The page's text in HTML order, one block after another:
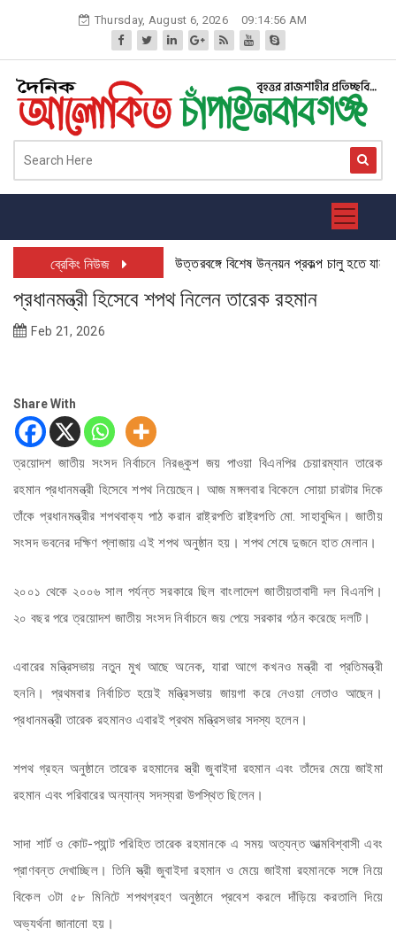
Thursday, August 6, 2026 09:14:56 AM
ব্রেকিং নিউজ উত্তরবঙ্গে বিশেষ উন্নয়ন প্রকল্প চালু হতে যাচ্ছে:
প্রধানমন্ত্রী হিসেবে শপথ নিলেন তারেক রহমান
Feb 21, 2026
Share With
ত্রয়োদশ জাতীয় সংসদ নির্বাচনে নিরঙ্কুশ জয় পাওয়া বিএনপির চেয়ারম্যান তারেক
রহমান প্রধানমন্ত্রী হিসেবে শপথ নিয়েছেন। আজ মঙ্গলবার বিকেলে সোয়া চারটার দিকে
তাঁকে প্রধানমন্ত্রীর শপথবাক্য পাঠ করান রাষ্ট্রপতি রাষ্ট্রপতি মো. সাহাবুদ্দিন। জাতীয়
সংসদ ভবনের দক্ষিণ প্লাজায় এই শপথ অনুষ্ঠান হয়। শপথ শেষে দুজনে হাত মেলান।
২০০১ থেকে ২০০৬ সাল পর্যন্ত সরকারে ছিল বাংলাদেশ জাতীয়তাবাদী দল বিএনপি।
২০ বছর পরে ত্রয়োদশ জাতীয় সংসদ নির্বাচনে জয় পেয়ে সরকার গঠন করেছে দলটি।
এবারের মন্ত্রিসভায় নতুন মুখ আছে অনেক, যারা আগে কখনও মন্ত্রী বা প্রতিমন্ত্রী
হননি। প্রথমবার নির্বাচিত হয়েই মন্ত্রিসভায় জায়গা করে নেওয়া নেতাও আছেন।
প্রধানমন্ত্রী তারেক রহমানও এবারই প্রথম মন্ত্রিসভার সদস্য হলেন।
শপথ গ্রহন অনুষ্ঠানে তারেক রহমানের স্ত্রী জুবাইদা রহমান এবং তাঁদের মেয়ে জাইমা
রহমান এবং পরিবারের অন্যান্য সদস্যরা উপস্থিত ছিলেন।
সাদা শার্ট ও কোট-প্যান্ট পরিহিত তারেক রহমানকে এ সময় অত্যন্ত আত্মবিশ্বাসী এবং
প্রাণবন্ত দেখাচ্ছিল। তিনি স্ত্রী জুবাইদা রহমান ও মেয়ে জাইমা রহমানকে সঙ্গে নিয়ে
বিকেল ৩টা ৫৮ মিনিটে শপথগ্রহণ অনুষ্ঠানে প্রবেশ করলে দাঁড়িয়ে করতালি দিয়ে
অভ্যর্থনা জানানো হয়।